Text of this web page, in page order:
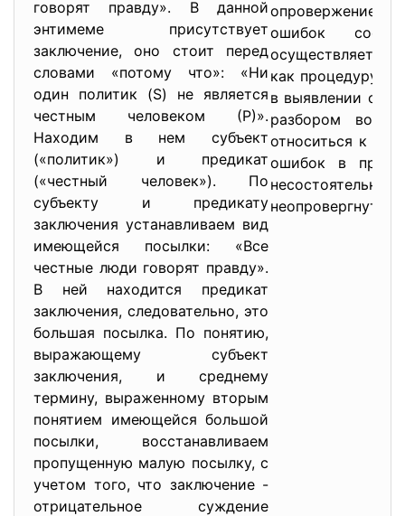
говорят правду». В данной
энтимеме присутствует
заключение, оно стоит перед
словами «потому что»: «Ни
один политик (S) не является
честным человеком (Р)».
Находим в нем субъект
(«политик») и предикат
(«честный человек»). По
субъекту и предикату
заключения устанавливаем вид
имеющейся посылки: «Все
честные люди говорят правду».
В ней находится предикат
заключения, следовательно, это
большая посылка. По понятию,
выражающему субъект
заключения, и среднему
термину, выраженному вторым
понятием имеющейся большой
посылки, восстанавливаем
пропущенную малую посылку, с
учетом того, что заключение -
отрицательное суждение
опровержение
ошибок
осуществляется
как процедуру
в выявлении
разбором
относиться к
ошибок в
неопровергнутым.